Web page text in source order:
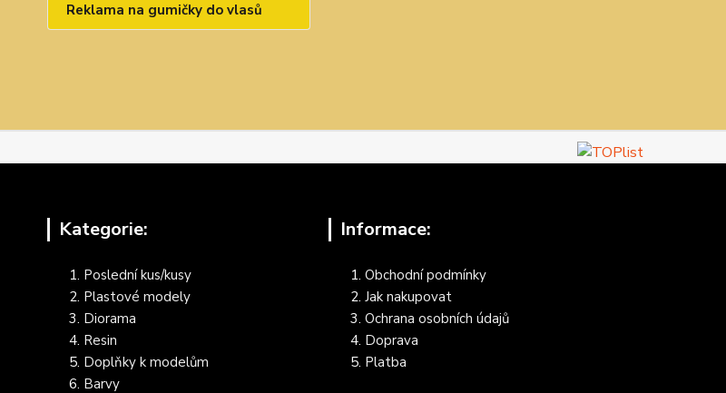
Reklama na gumičky do vlasů
Kategorie:
Poslední kus/kusy
Plastové modely
Diorama
Resin
Doplňky k modelům
Barvy
Informace:
Obchodní podmínky
Jak nakupovat
Ochrana osobních údajů
Doprava
Platba